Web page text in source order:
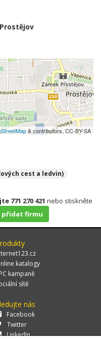
& contributors, CC-BY-SA
cest a ledvin)
771 270 421 nebo stiskněte
přidat firmu
katalogy
kampaně
sítě
nás
Facebook
Twitter
LinkedIn